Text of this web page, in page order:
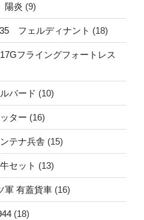
炎 (9)
フェルディナント (18)
フライングフォートレス
バード (10)
ター (16)
テナ兵舎 (15)
セット (13)
軍 有蓋貨車 (16)
(18)